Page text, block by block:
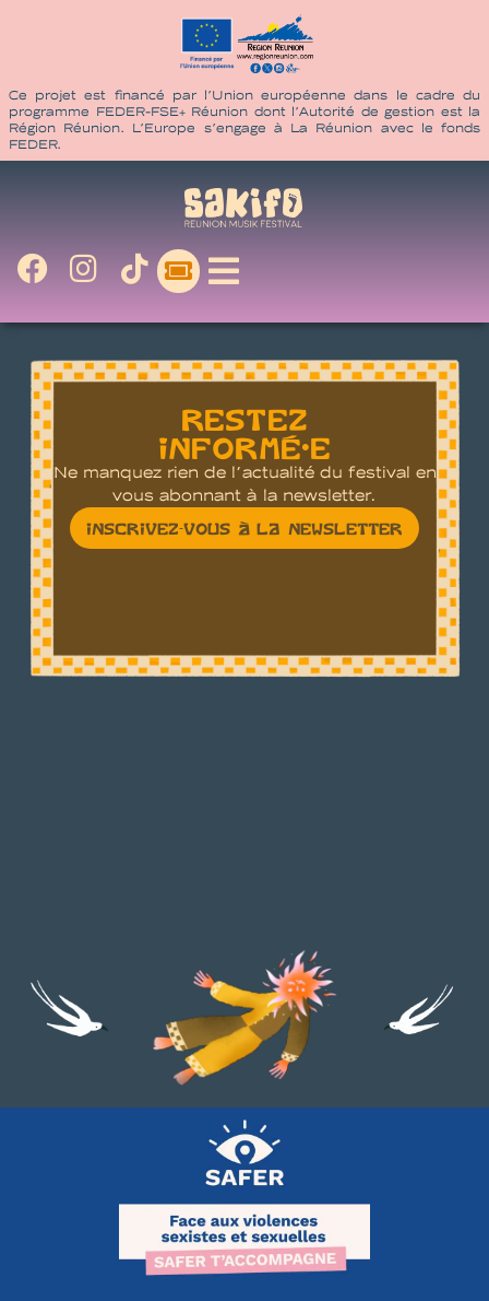
Ce projet est financé par l’Union européenne dans le cadre du
programme FEDER-FSE+ Réunion dont l’Autorité de gestion est la
Région Réunion. L’Europe s’engage à La Réunion avec le fonds
FEDER.
RESTEZ
INFORMÉ•E
Ne manquez rien de l’actualité du festival en
vous abonnant à la newsletter.
INSCRIVEZ-VOUS À LA NEWSLETTER